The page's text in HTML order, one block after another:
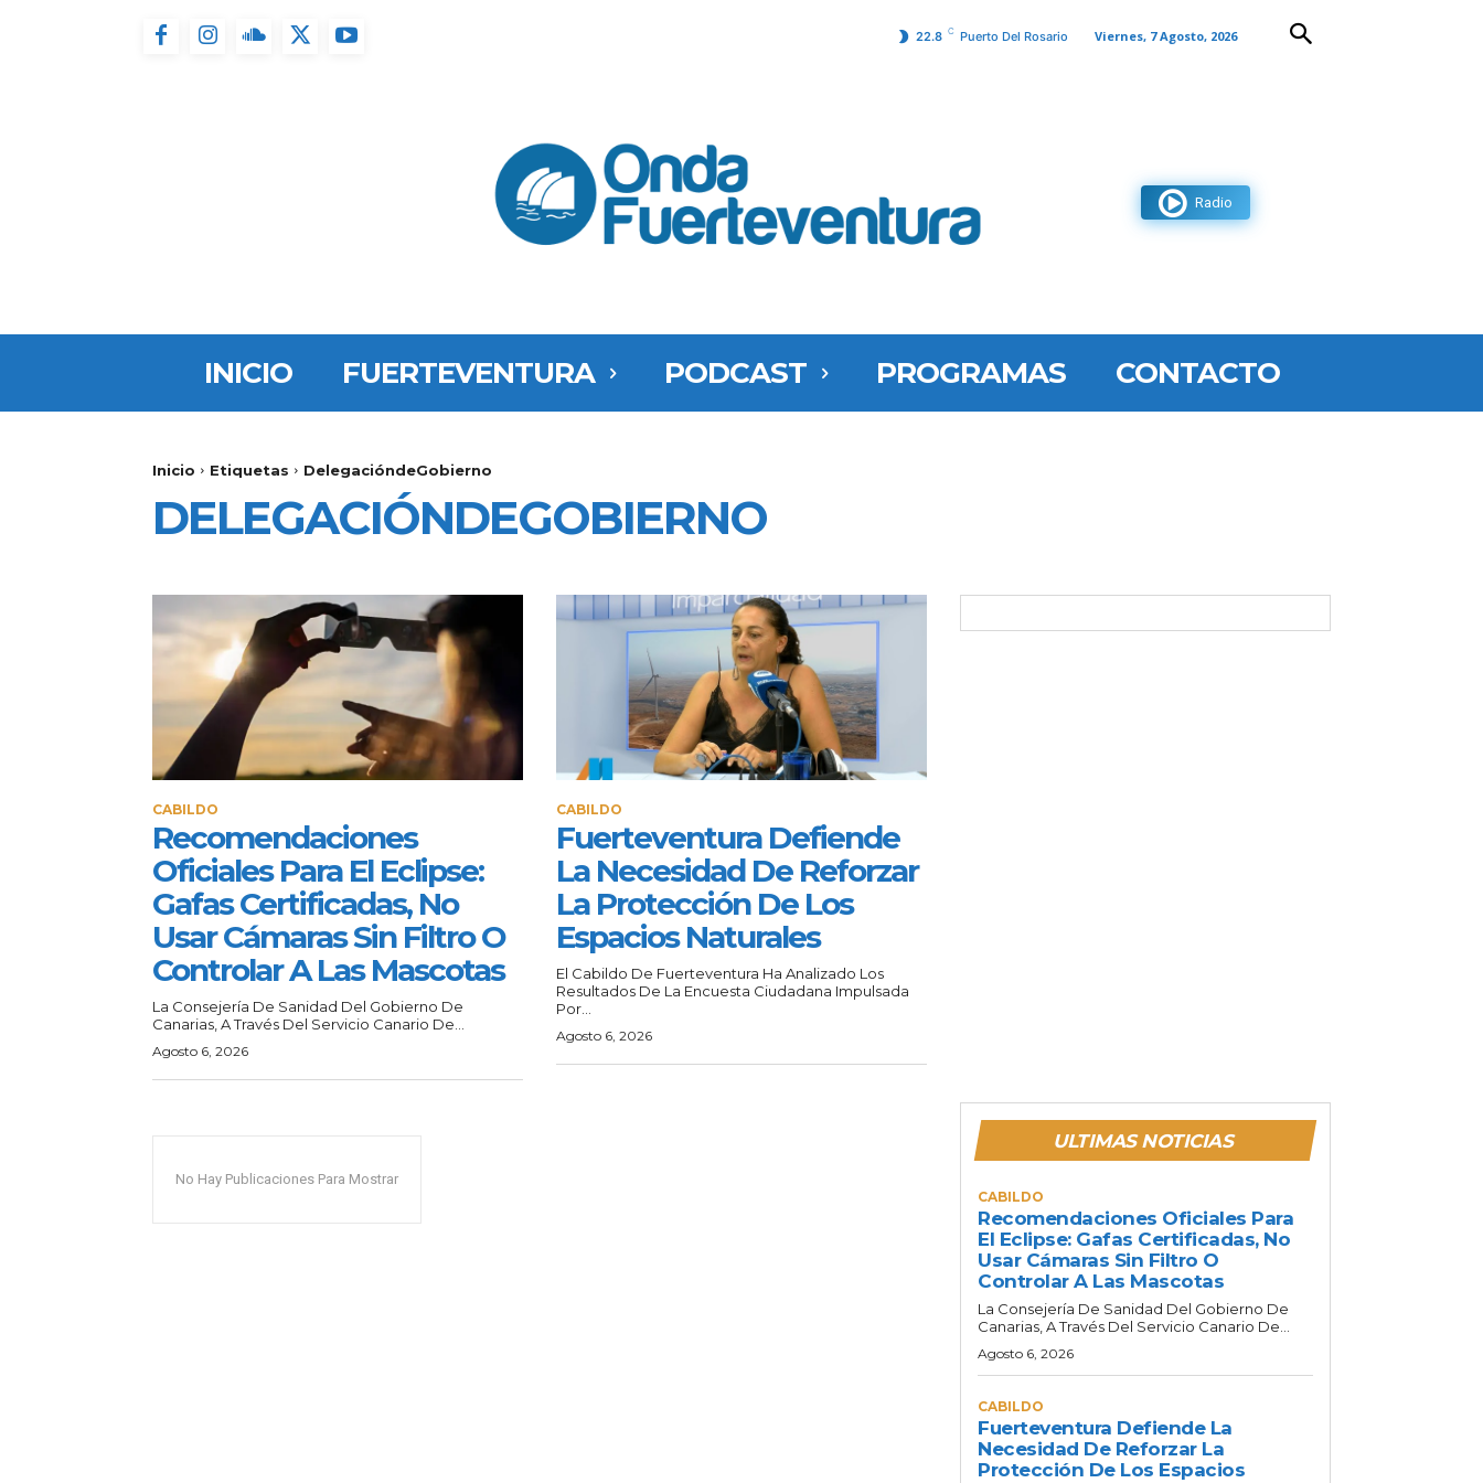
22.8 C Puerto Del Rosario Viernes, 7 Agosto, 2026
Radio
INICIO FUERTEVENTURA PODCAST PROGRAMAS CONTACTO
Inicio Etiquetas DelegacióndeGobierno
DELEGACIÓNDEGOBIERNO
CABILDO
Recomendaciones
Oficiales Para El Eclipse:
Gafas Certificadas, No
Usar Cámaras Sin Filtro O
Controlar A Las Mascotas
La Consejería De Sanidad Del Gobierno De
Canarias, A Través Del Servicio Canario De...
Agosto 6, 2026
CABILDO
Fuerteventura Defiende
La Necesidad De Reforzar
La Protección De Los
Espacios Naturales
El Cabildo De Fuerteventura Ha Analizado Los
Resultados De La Encuesta Ciudadana Impulsada
Por...
Agosto 6, 2026
No Hay Publicaciones Para Mostrar
ULTIMAS NOTICIAS
CABILDO
Recomendaciones Oficiales Para
El Eclipse: Gafas Certificadas, No
Usar Cámaras Sin Filtro O
Controlar A Las Mascotas
La Consejería De Sanidad Del Gobierno De
Canarias, A Través Del Servicio Canario De...
Agosto 6, 2026
CABILDO
Fuerteventura Defiende La
Necesidad De Reforzar La
Protección De Los Espacios